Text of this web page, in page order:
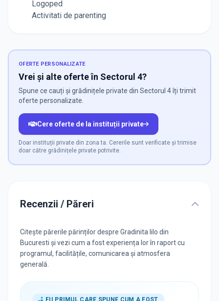
Logoped
Activitati de parenting
OFERTE PERSONALIZATE
Vrei și alte oferte în Sectorul 4?
Spune ce cauți și grădinițele private din Sectorul 4 îți trimit
oferte personalizate.
Cere oferte de la instituții private
Doar instituții private din zona ta. Cererile sunt verificate și trimise
doar către grădinițele private potrivite.
Recenzii / Păreri
Citește părerile părinților despre Gradinita Iilo din
Bucuresti și vezi cum a fost experiența lor în raport cu
programul, facilitățile, comunicarea și atmosfera
generală.